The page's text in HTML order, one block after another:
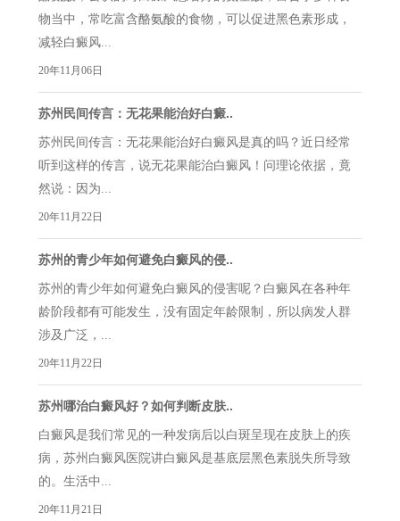
物当中，常吃富含酪氨酸的食物，可以促进黑色素形成，
减轻白癜风...
20年11月06日
苏州民间传言：无花果能治好白癜..
苏州民间传言：无花果能治好白癜风是真的吗？近日经常
听到这样的传言，说无花果能治白癜风！问理论依据，竟
然说：因为...
20年11月22日
苏州的青少年如何避免白癜风的侵..
苏州的青少年如何避免白癜风的侵害呢？白癜风在各种年
龄阶段都有可能发生，没有固定年龄限制，所以病发人群
涉及广泛，...
20年11月22日
苏州哪治白癜风好？如何判断皮肤..
白癜风是我们常见的一种发病后以白斑呈现在皮肤上的疾
病，苏州白癜风医院讲白癜风是基底层黑色素脱失所导致
的。生活中...
20年11月21日